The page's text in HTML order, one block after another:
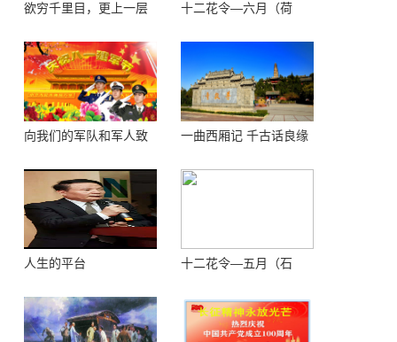
欲穷千里目，更上一层
十二花令—六月（荷
向我们的军队和军人致
一曲西厢记 千古话良缘
人生的平台
十二花令—五月（石